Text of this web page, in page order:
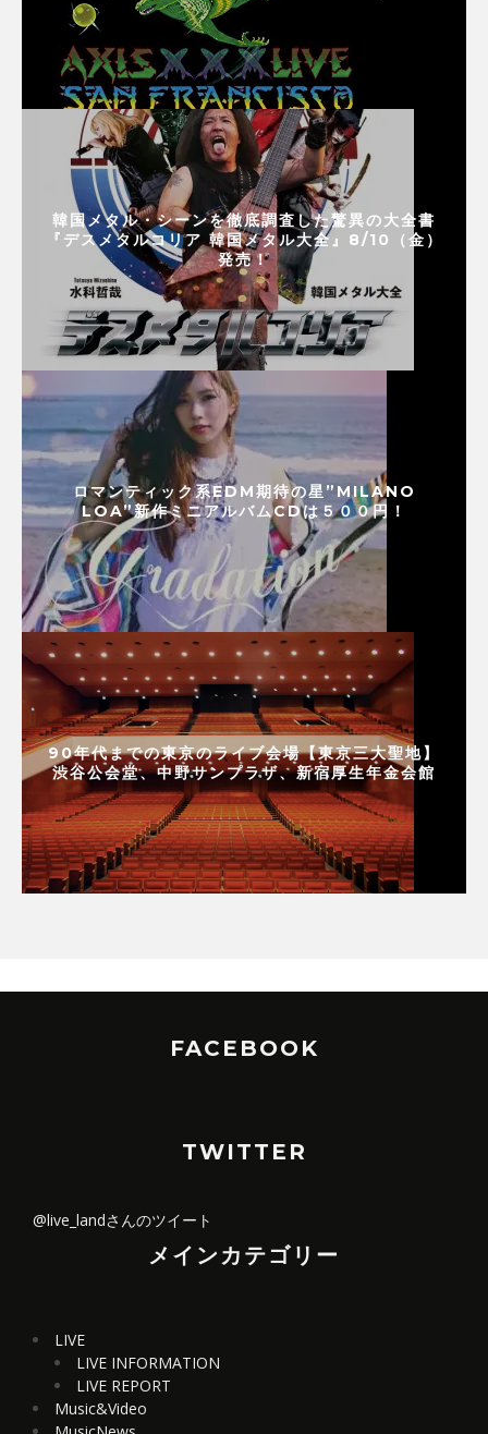
韓国メタル・シーンを徹底調査した驚異の大全書
『デスメタルコリア 韓国メタル大全』8/10（金）
発売！
ロマンティック系EDM期待の星”MILANO
LOA”新作ミニアルバムCDは５００円！
90年代までの東京のライブ会場【東京三大聖地】
渋谷公会堂、中野サンプラザ、新宿厚生年金会館
FACEBOOK
TWITTER
@live_landさんのツイート
メインカテゴリー
LIVE
LIVE INFORMATION
LIVE REPORT
Music&Video